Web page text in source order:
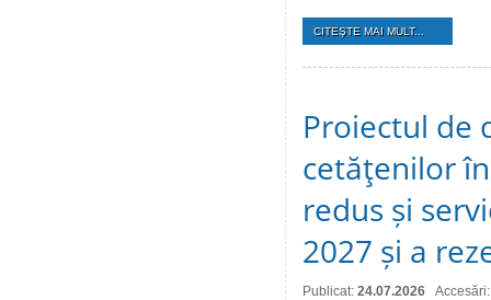
CITEŞTE MAI MULT...
Proiectul de
cetăţenilor
redus și
2027 și a
Publicat: 24.07.2026